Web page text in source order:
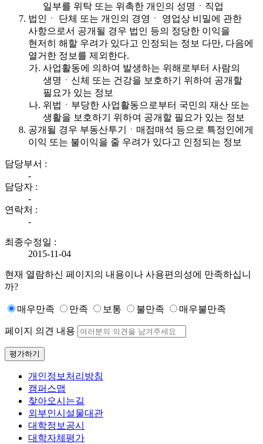
일부를 위탁 또는 위촉한 개인의 성명ㆍ직업
법인ㆍ 단체 또는 개인의 경영ㆍ 영업상 비밀에 관한
사항으로서 공개될 경우 법인 등의 정당한 이익을
현저히 해할 우려가 있다고 인정되는 정보 다만, 다음에
열거한 정보를 제외한다.
사업활동에 의하여 발생하는 위해로부터 사람의
생명ㆍ신체 또는 건강을 보호하기 위하여 공개할
필요가 있는 정보
위법ㆍ부당한 사업활동으로부터 국민의 재산 또는
생활을 보호하기 위하여 공개할 필요가 있는 정보
공개될 경우 부동산투기ㆍ매점매석 등으로 특정인에게
이익 또는 불이익을 줄 우려가 있다고 인정되는 정보
담당부서 :
-
담당자 :
-
연락처 :
-
최종수정일 :
2015-11-04
현재 열람하신 페이지의 내용이나 사용편의성에 만족하십니
까?
매우만족 만족 보통 불만족 매우불만족
페이지 의견 내용
평가하기
개인정보처리방침
캠퍼스맵
찾아오시는길
외부인시설물대관
대학정보공시
대학자체평가